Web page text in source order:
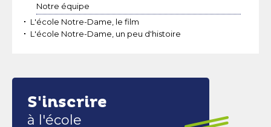
Notre équipe
L'école Notre-Dame, le film
L'école Notre-Dame, un peu d'histoire
S'inscrire
à l'école